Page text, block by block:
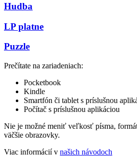
Hudba
LP platne
Puzzle
Prečítate na zariadeniach:
Pocketbook
Kindle
Smartfón či tablet s príslušnou
Počítač s príslušnou aplikáciou
Nie je možné meniť veľkosť písma,
väčšie obrazovky.
Viac informácií v našich návodoch